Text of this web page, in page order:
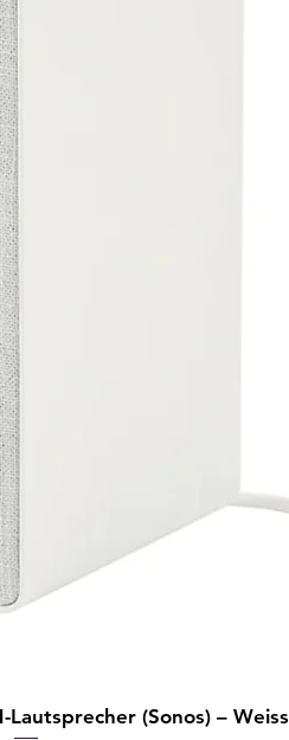
Lautsprecher (Sonos) – Weiss